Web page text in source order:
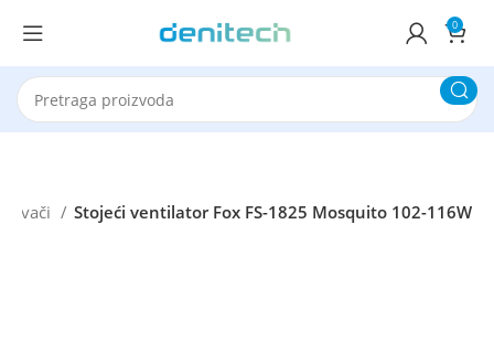
0
Stojeći ventilator Fox FS-1825 Mosquito 102-116W